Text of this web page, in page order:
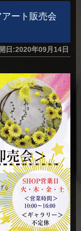
要
ート販売会
日:2020年09月14日